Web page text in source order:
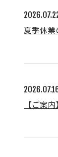
夏季休
【ご案